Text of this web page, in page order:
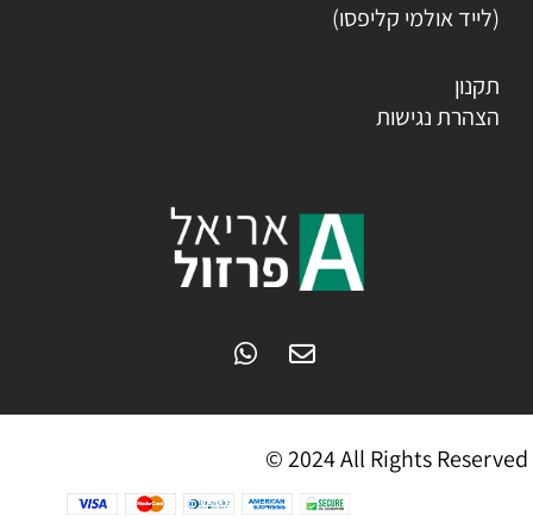
(לייד אולמי קליפסו)
תקנון
הצהרת נגישות
© 2024 All Rights Reserved